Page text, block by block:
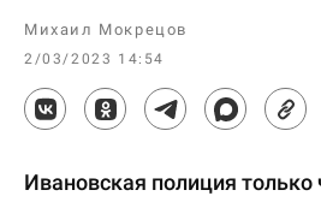
Михаил Мокрецов
2/03/2023 14:54
Ивановская полиция только